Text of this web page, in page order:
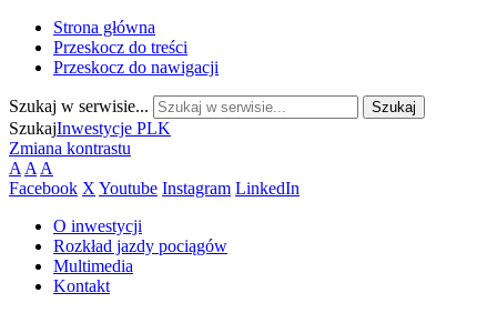
Strona główna
Przeskocz do treści
Przeskocz do nawigacji
Szukaj w serwisie...
SzukajInwestycje PLK
Zmiana kontrastu
A A A
Facebook X Youtube Instagram LinkedIn
O inwestycji
Rozkład jazdy pociągów
Multimedia
Kontakt